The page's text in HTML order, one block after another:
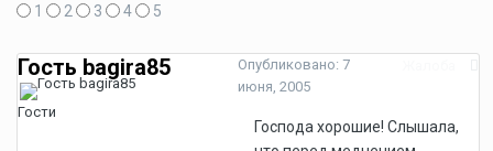
1 2 3 4 5
Гость bagira85
Гости
Опубликовано: 7
июня, 2005
Господа хорошие! Слышала,